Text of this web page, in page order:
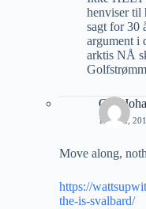
henviser til
sagt for 30
argument i
arktis NÅ
Geir
16 MAI,
Move along,
https://
the-is-svalbard/